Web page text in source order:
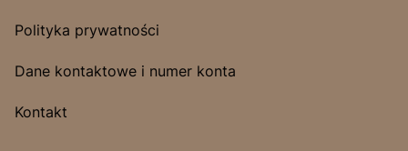
Polityka prywatności
Dane kontaktowe i numer konta
Kontakt